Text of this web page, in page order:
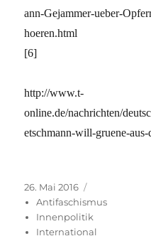
ann-Gejammer-ueber-
hoeren.html
[6]
http://www.t-
online.de/nachrichten/
etschmann-will-gruene-
Veröffentlicht
am
26. Mai 2016
Antifaschismus
Innenpolitik
International